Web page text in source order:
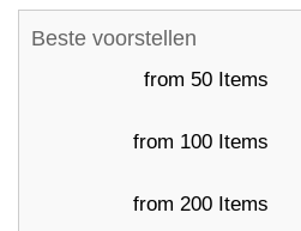
Beste voorstellen
from 50 Items
from 100 Items
from 200 Items